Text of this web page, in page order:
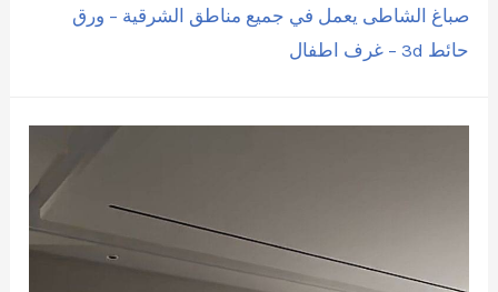
صباغ الشاطى يعمل في جميع مناطق الشرقية – ورق
حائط 3d – غرف اطفال